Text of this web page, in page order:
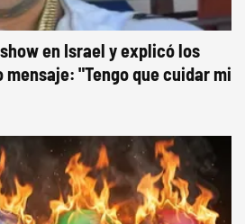
en Israel y explicó los
"Tengo que cuidar mi